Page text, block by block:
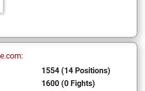
1554 (14 Positions)
1600 (0 Fights)